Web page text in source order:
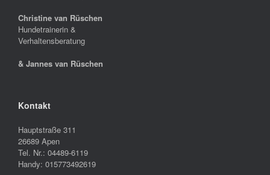
Christine van Rüschen
Hundetrainerin &
Verhaltensberatung
& Jannes van Rüschen
Kontakt
Hauptstraße 311
26689 Apen
Tel. Nr.: 04489-6119
Handy: 015773492619